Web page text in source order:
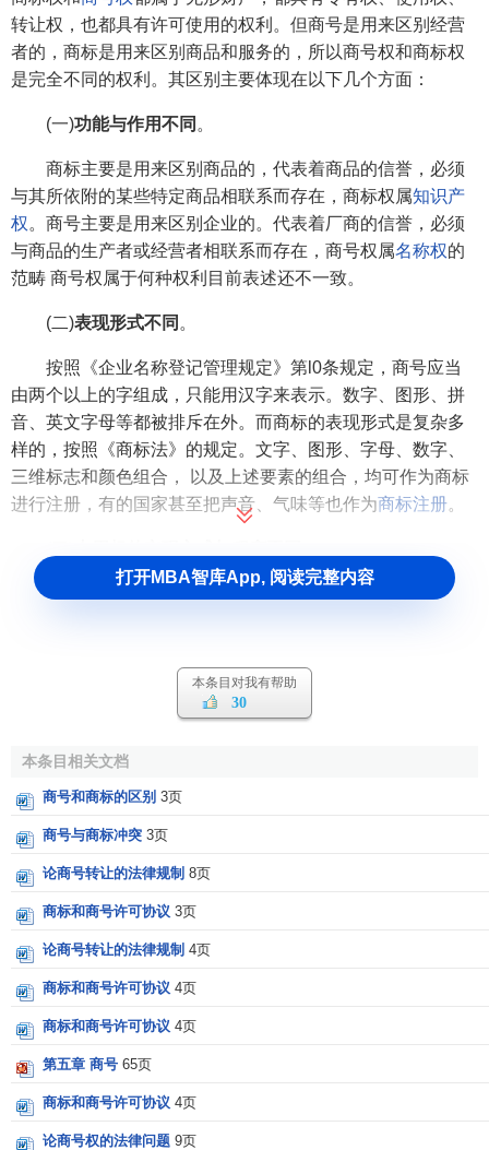
转让权，也都具有许可使用的权利。但商号是用来区别经营
者的，商标是用来区别商品和服务的，所以商号权和商标权
是完全不同的权利。其区别主要体现在以下几个方面：
(一)功能与作用不同 。
商标主要是用来区别商品的，代表着商品的信誉，必须
与其所依附的某些特定商品相联系而存在，商标权属知识产
权。商号主要是用来区别企业的。代表着厂商的信誉，必须
与商品的生产者或经营者相联系而存在，商号权属名称权的
范畴 商号权属于何种权利目前表述还不一致。
(二)表现形式不同 。
按照《企业名称登记管理规定》第l0条规定，商号应当
由两个以上的字组成，只能用汉字来表示。数字、图形、拼
音、英文字母等都被排斥在外。而商标的表现形式是复杂多
样的，按照《商标法》的规定。文字、图形、字母、数字、
三维标志和颜色组合， 以及上述要素的组合，均可作为商标
进行注册，有的国家甚至把声音、气味等也作为商标注册。
商号权的实现只要按照层级的要求在工商部门申请企业
经过申请、审查、公告、异议等程序，长达两年甚至更长的
我国商标权在全国都有法律的效力，按照《商标法》的
里协定》在缔约国还有优先权。而商号权除了在国家工商行
政管理总局核准的外，其效力一般都限定在省、市、县等一
行政区划之内，但其时空效力却是一次申请，终身有效，
只要主体存在，商号权就伴随着企业名称权永远存在。
商号权的实现依赖于商事主体，包括厂商或服务提供商
等对主体企业名称的不断使用。而商标权的实现则大多以标
志于特定商品或服务上为主要方式。
(六)
打开MBA智库App, 阅读完整内容
本条目对我有帮助
30
本条目相关文档
商号和商标的区别 3页
商号与商标冲突 3页
论商号转让的法律规制 8页
商标和商号许可协议 3页
论商号转让的法律规制 4页
商标和商号许可协议 4页
商标和商号许可协议 4页
第五章 商号 65页
商标和商号许可协议 4页
论商号权的法律问题 9页